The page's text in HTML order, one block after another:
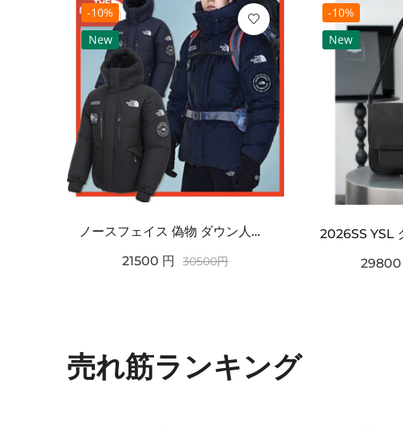
-10%
New
ノースフェイス 偽物 ダウン人気【THE NORTH FACE】M'S 7 SUMMIT HIM...
21500 円 30500円
-10%
New
29800
売れ筋ランキング